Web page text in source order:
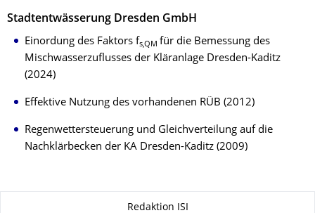
Stadtentwässerung Dresden GmbH
Einordung des Faktors fs,QM für die Bemessung des
Mischwasserzuflusses der Kläranlage Dresden-Kaditz
(2024)
Effektive Nutzung des vorhandenen RÜB (2012)
Regenwettersteuerung und Gleichverteilung auf die
Nachklärbecken der KA Dresden-Kaditz (2009)
Redaktion ISI